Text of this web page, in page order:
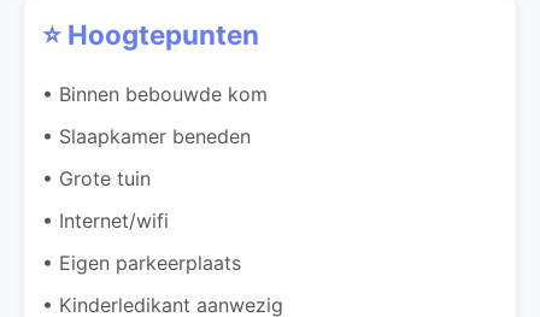
⭐ Hoogtepunten
• Binnen bebouwde kom
• Slaapkamer beneden
• Grote tuin
• Internet/wifi
• Eigen parkeerplaats
• Kinderledikant aanwezig